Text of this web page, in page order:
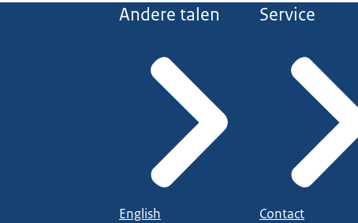
Andere talen
English
Service
Contact